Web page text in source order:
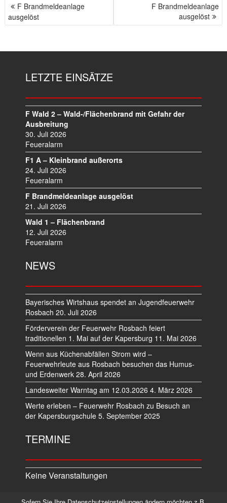
B
E
F Brandmeldeanlage
ausgelöst
F Brandmeldeanlage
ausgelöst
LETZTE EINSÄTZE
F Wald 2 – Wald-/Flächenbrand mit Gefahr der
Ausbreitung
30. Juli 2026
Feueralarm
F1 A – Kleinbrand außerorts
24. Juli 2026
Feueralarm
F Brandmeldeanlage ausgelöst
21. Juli 2026
Wald 1 – Flächenbrand
12. Juli 2026
Feueralarm
NEWS
Bayerisches Wirtshaus spendet an Jugendfeuerwehr
Rosbach 20. Juli 2026
Förderverein der Feuerwehr Rosbach feiert
traditionellen 1. Mai auf der Kapersburg 11. Mai 2026
Wenn aus Küchenabfällen Strom wird –
Feuerwehrleute aus Rosbach besuchen das Humus-
und Erdenwerk 28. April 2026
Landesweiter Warntag am 12.03.2026 4. März 2026
Werte erleben – Feuerwehr Rosbach zu Besuch an
der Kapersburgschule 5. September 2025
TERMINE
Keine Veranstaltungen